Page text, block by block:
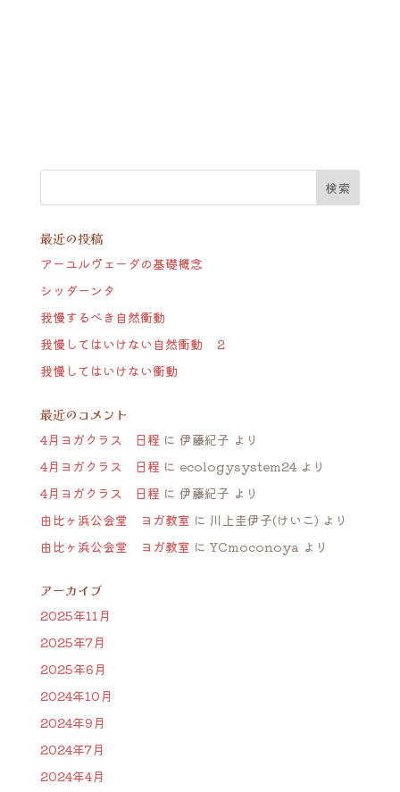
最近の投稿
アーユルヴェーダの基礎概念
シッダーンタ
我慢するべき自然衝動
我慢してはいけない自然衝動 ２
我慢してはいけない衝動
最近のコメント
4月ヨガクラス 日程 に 伊藤紀子 より
4月ヨガクラス 日程 に ecologysystem24より
4月ヨガクラス 日程 に 伊藤紀子 より
由比ヶ浜公会堂 ヨガ教室 に 川上圭伊子(けいこ) より
由比ヶ浜公会堂 ヨガ教室 に YCmoconoya より
アーカイブ
2025年11月
2025年7月
2025年6月
2024年10月
2024年9月
2024年7月
2024年4月